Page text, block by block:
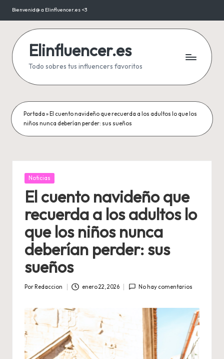
Saltar
contenido
Bienvenid@ a Elinfluencer.es <3
Elinfluencer.es
Todo sobres tus influencers favoritos
Portada » El cuento navideño que recuerda a los adultos lo que los
niños nunca deberían perder: sus sueños
Publicada
Noticias
El cuento navideño que
recuerda a los adultos lo
que los niños nunca
deberían perder: sus
sueños
Por Redaccion enero 22, 2026 No hay comentarios